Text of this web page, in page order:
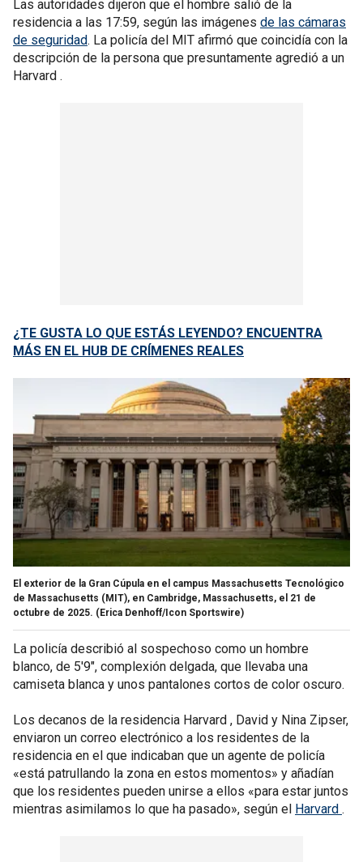
Las autoridades dijeron que el hombre salió de la
residencia a las 17:59, según las imágenes de las cámaras
de seguridad. La policía del MIT afirmó que coincidía con la
descripción de la persona que presuntamente agredió a un
Harvard .
¿TE GUSTA LO QUE ESTÁS LEYENDO? ENCUENTRA
MÁS EN EL HUB DE CRÍMENES REALES
El exterior de la Gran Cúpula en el campus Massachusetts Tecnológico
de Massachusetts (MIT), en Cambridge, Massachusetts, el 21 de
octubre de 2025. (Erica Denhoff/Icon Sportswire)
La policía describió al sospechoso como un hombre
blanco, de 5'9", complexión delgada, que llevaba una
camiseta blanca y unos pantalones cortos de color oscuro.
Los decanos de la residencia Harvard , David y Nina Zipser,
enviaron un correo electrónico a los residentes de la
residencia en el que indicaban que un agente de policía
«está patrullando la zona en estos momentos» y añadían
que los residentes pueden unirse a ellos «para estar juntos
mientras asimilamos lo que ha pasado», según el Harvard .